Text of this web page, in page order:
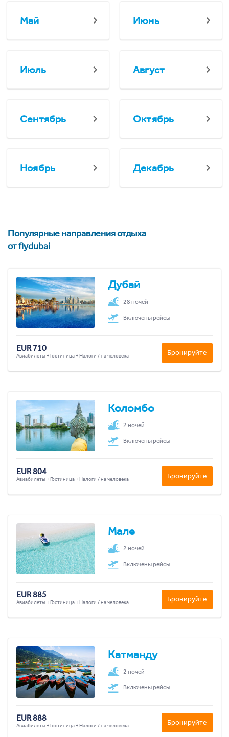
Май Июнь
Июль Август
Сентябрь Октябрь
Ноябрь Декабрь
Популярные направления отдыха
от flydubai
Дубай
28 ночей
Включены рейсы
EUR 710
Авиабилеты + Гостиница + Налоги / на человека Бронируйте
Коломбо
2 ночей
Включены рейсы
EUR 804
Авиабилеты + Гостиница + Налоги / на человека Бронируйте
Мале
2 ночей
Включены рейсы
EUR 885
Авиабилеты + Гостиница + Налоги / на человека Бронируйте
Катманду
2 ночей
Включены рейсы
EUR 888
Авиабилеты + Гостиница + Налоги / на человека Бронируйте